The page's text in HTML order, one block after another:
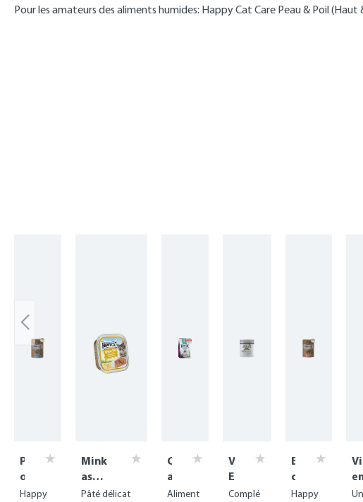
Pour les amateurs des aliments humides: Happy Cat Care Peau & Poil
P
o
u
Happy
Mink
as
Duo
Pâté délicat
C
a
r
Aliment
V
E
T
Complé
B
œ
u
Happy
-